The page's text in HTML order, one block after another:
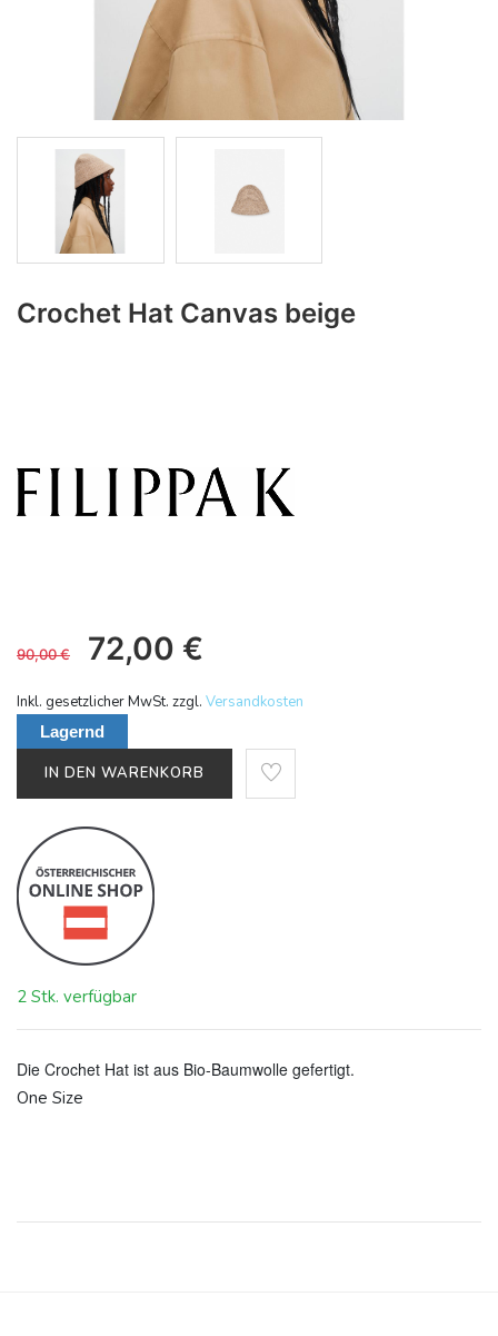
Crochet Hat Canvas beige
90,00€ 72,00 €
Inkl. gesetzlicher MwSt. zzgl. Versandkosten
Lagernd
IN DEN WARENKORB
2 Stk. verfügbar
Die Crochet Hat ist aus Bio-Baumwolle gefertigt.
One Size